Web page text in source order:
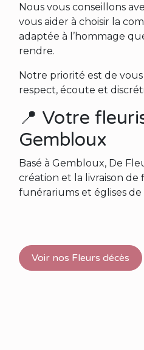
Nous vous conseillons
vous aider à choisir la
adaptée à l’hommage
rendre.
Notre priorité est de
respect, écoute et
📍 Votre
Gembloux
Basé à Gembloux, De
création et la livraison de
funérariums et églises de
Voir nos Fleurs décès